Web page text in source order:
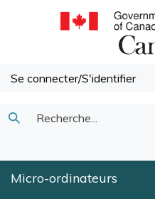
Se connecter/S'identifier
Soumettre
recherche
Micro-ordinateurs